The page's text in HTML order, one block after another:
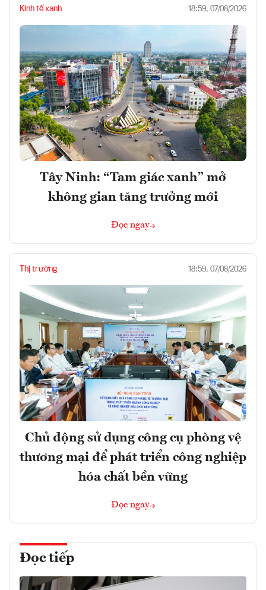
Kinh tế xanh 18:59, 07/08/2026
Tây Ninh: “Tam giác xanh” mở
không gian tăng trưởng mới
Đọc ngay
Thị trường 18:59, 07/08/2026
Chủ động sử dụng công cụ phòng vệ
thương mại để phát triển công nghiệp
hóa chất bền vững
Đọc ngay
Đọc tiếp